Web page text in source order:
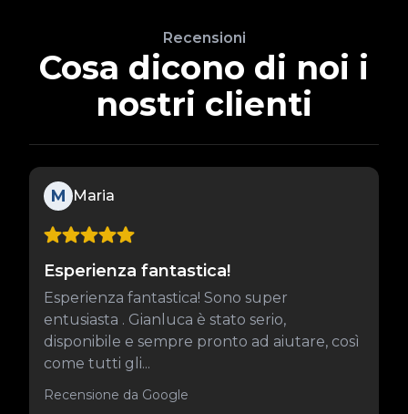
Recensioni
Cosa dicono di noi i
nostri clienti
M Maria
Esperienza fantastica!
Esperienza fantastica! Sono super
entusiasta . Gianluca è stato serio,
disponibile e sempre pronto ad aiutare, così
come tutti gli...
Recensione da Google